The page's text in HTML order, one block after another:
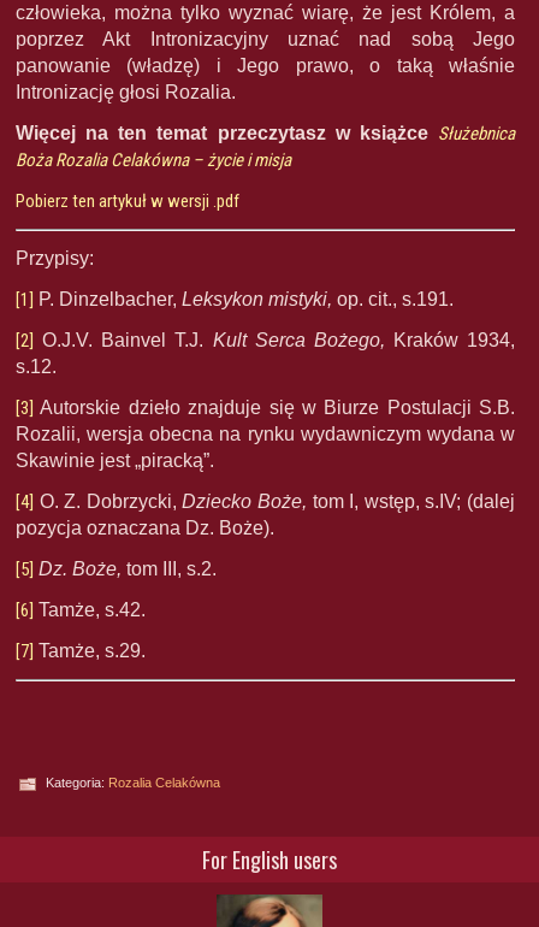
człowieka, można tylko wyznać wiarę, że jest Królem, a
poprzez Akt Intronizacyjny uznać nad sobą Jego
panowanie (władzę) i Jego prawo, o taką właśnie
Intronizację głosi Rozalia.
Więcej na ten temat przeczytasz w książce Służebnica
Boża Rozalia Celakówna – życie i misja
Pobierz ten artykuł w wersji .pdf
Przypisy:
[1] P. Dinzelbacher, Leksykon mistyki, op. cit., s.191.
[2] O.J.V. Bainvel T.J. Kult Serca Bożego, Kraków 1934,
s.12.
[3] Autorskie dzieło znajduje się w Biurze Postulacji S.B.
Rozalii, wersja obecna na rynku wydawniczym wydana w
Skawinie jest „piracką”.
[4] O. Z. Dobrzycki,Dziecko Boże, tom I, wstęp, s.IV; (dalej
pozycja oznaczana Dz. Boże).
[5] Dz. Boże, tom III, s.2.
[6] Tamże, s.42.
[7] Tamże, s.29.
Kategoria: Rozalia Celakówna
For English users